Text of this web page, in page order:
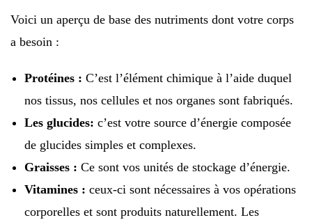
Voici un aperçu de base des nutriments dont votre corps
a besoin :
Protéines : C’est l’élément chimique à l’aide duquel
nos tissus, nos cellules et nos organes sont fabriqués.
Les glucides: c’est votre source d’énergie composée
de glucides simples et complexes.
Graisses : Ce sont vos unités de stockage d’énergie.
Vitamines : ceux-ci sont nécessaires à vos opérations
corporelles et sont produits naturellement. Les